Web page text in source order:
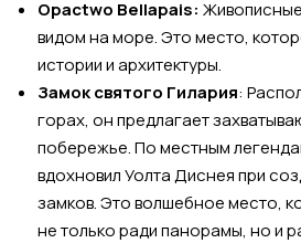
Opactwo Bellapais:
видом на море. Это место,
истории и архитектуры.
Замок святого Гилария:
горах, он предлагает
побережье. По местным
вдохновил Уолта Диснея при
замков. Это волшебное место,
не только ради панорамы, но и